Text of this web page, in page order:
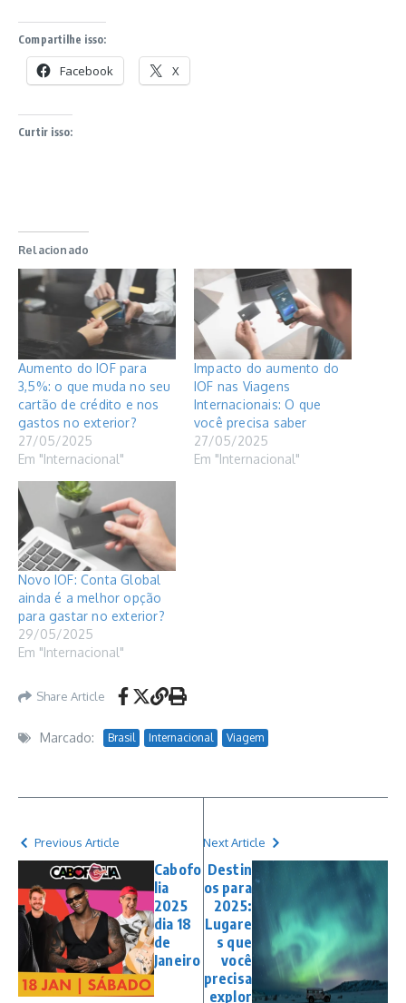
Compartilhe isso:
Facebook X
Curtir isso:
Relacionado
Aumento do IOF para
3,5%: o que muda no seu
cartão de crédito e nos
gastos no exterior?
27/05/2025
Em "Internacional"
Impacto do aumento do
IOF nas Viagens
Internacionais: O que
você precisa saber
27/05/2025
Em "Internacional"
Novo IOF: Conta Global
ainda é a melhor opção
para gastar no exterior?
29/05/2025
Em "Internacional"
Share Article
Marcado: Brasil Internacional Viagem
Previous Article
Cabofo
lia
2025
dia 18
de
Janeiro
Next Article
Destin
os para
2025:
Lugare
s que
você
precisa
explor